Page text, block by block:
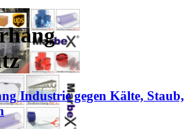
Industrie gegen Kälte, Staub,